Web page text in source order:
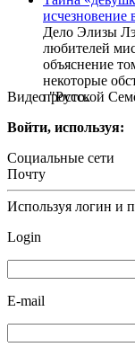
Видео "Русской
исчезновение
Дело Элизы
любителей
объяснение
некоторые
просто.
Войти, используя:
Социальные сети
Почту
Используя логин и
Login
E-mail